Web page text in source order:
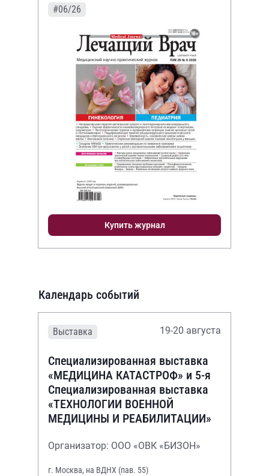
#06/26
Купить журнал
Календарь событий
Выставка 19-20 августа
Специализированная выставка
«МЕДИЦИНА КАТАСТРОФ» и 5-я
Специализированная выставка
«ТЕХНОЛОГИИ ВОЕННОЙ
МЕДИЦИНЫ И РЕАБИЛИТАЦИИ»
Организатор: ООО «ОВК «БИЗОН»
г. Москва, на ВДНХ (пав. 55)